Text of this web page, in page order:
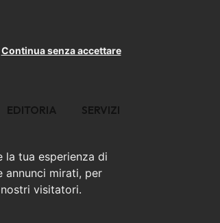
tua esperienza di
annunci mirati, per
visitatori.
Continua senza accettare
EDITORIA SERVIZI